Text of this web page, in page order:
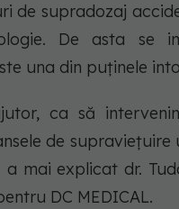
de supradozaj
De asta se
una din puținele
ca să
de
mai explicat dr.
DC MEDICAL.